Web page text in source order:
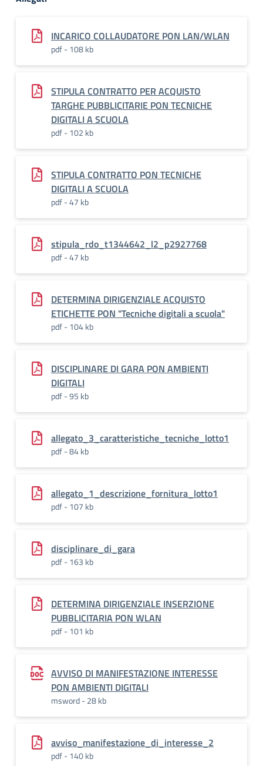
INCARICO COLLAUDATORE PON LAN/WLAN
pdf - 108 kb
STIPULA CONTRATTO PER ACQUISTO
TARGHE PUBBLICITARIE PON TECNICHE
DIGITALI A SCUOLA
pdf - 102 kb
STIPULA CONTRATTO PON TECNICHE
DIGITALI A SCUOLA
pdf - 47 kb
stipula_rdo_t1344642_l2_p2927768
pdf - 47 kb
DETERMINA DIRIGENZIALE ACQUISTO
ETICHETTE PON "Tecniche digitali a scuola"
pdf - 104 kb
DISCIPLINARE DI GARA PON AMBIENTI
DIGITALI
pdf - 95 kb
allegato_3_caratteristiche_tecniche_lotto1
pdf - 84 kb
allegato_1_descrizione_fornitura_lotto1
pdf - 107 kb
disciplinare_di_gara
pdf - 163 kb
DETERMINA DIRIGENZIALE INSERZIONE
PUBBLICITARIA PON WLAN
pdf - 101 kb
AVVISO DI MANIFESTAZIONE INTERESSE
PON AMBIENTI DIGITALI
msword - 28 kb
avviso_manifestazione_di_interesse_2
pdf - 140 kb